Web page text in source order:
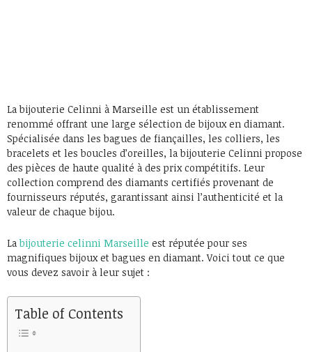
La bijouterie Celinni à Marseille est un établissement
renommé offrant une large sélection de bijoux en diamant.
Spécialisée dans les bagues de fiançailles, les colliers, les
bracelets et les boucles d’oreilles, la bijouterie Celinni propose
des pièces de haute qualité à des prix compétitifs. Leur
collection comprend des diamants certifiés provenant de
fournisseurs réputés, garantissant ainsi l’authenticité et la
valeur de chaque bijou.
Labijouterie celinni Marseille est réputée pour ses
magnifiques bijoux et bagues en diamant. Voici tout ce que
vous devez savoir à leur sujet :
Table of Contents